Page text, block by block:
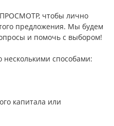
чтобы лично
предложения. Мы будем
и помочь с выбором!
способами:
капитала или